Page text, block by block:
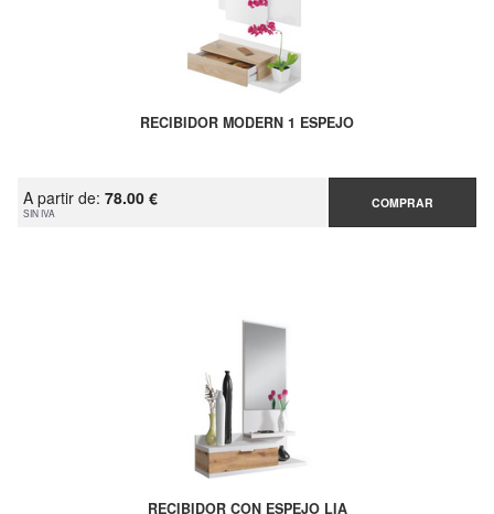
RECIBIDOR MODERN 1 ESPEJO
A partir de: 78.00 €
SIN IVA
COMPRAR
RECIBIDOR CON ESPEJO LIA